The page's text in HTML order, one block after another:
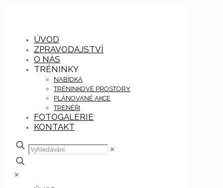
ÚVOD
ZPRAVODAJSTVÍ
O NÁS
TRÉNINKY
NABÍDKA
TRÉNINKOVÉ PROSTORY
PLÁNOVANÉ AKCE
TRENÉŘI
FOTOGALERIE
KONTAKT
✕
✕